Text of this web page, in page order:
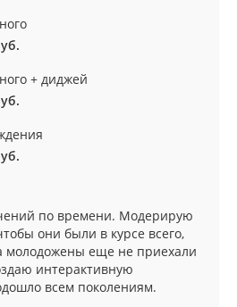
+ диджей
по времени. Модерирую
они были в курсе всего,
молодожены еще не приехали
интерактивную
всем поколениям.